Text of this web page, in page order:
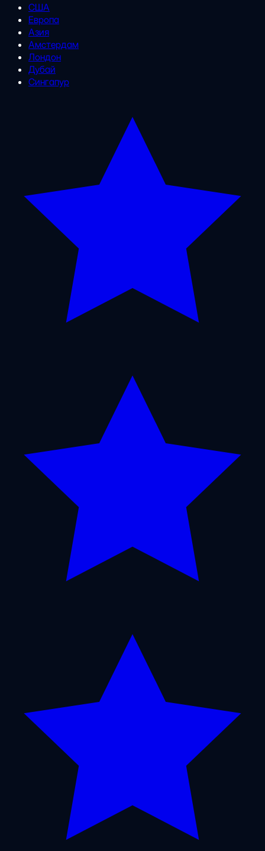
США
Европа
Азия
Амстердам
Лондон
Дубай
Сингапур